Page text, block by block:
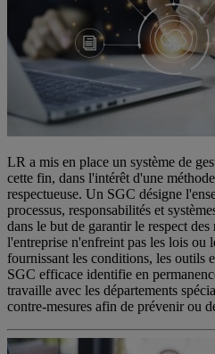
LR a mis en place un système de
cette fin, dans l'intérêt d'une
respectueuse. Un SGC désigne
processus, responsabilités et
dans le but de garantir le respect
l'entreprise n'enfreint pas les lois ou
fournissant les conditions, les outils
SGC efficace identifie en
travaille avec les départements
contre-mesures afin de prévenir ou